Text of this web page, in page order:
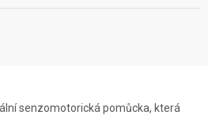
senzomotorická pomůcka, která